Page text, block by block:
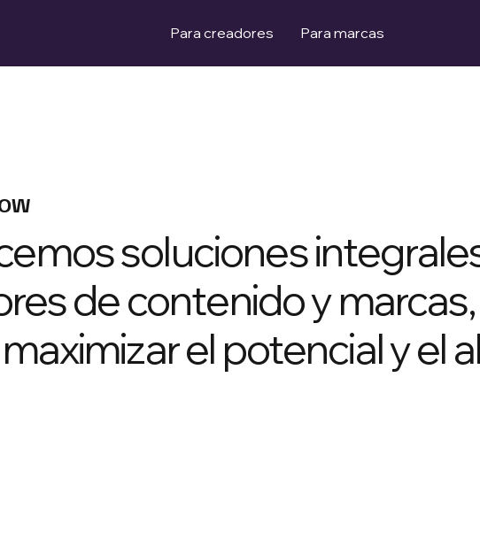
Para creadores Para marcas
soluciones
de contenido y marcas,
el potencial y el